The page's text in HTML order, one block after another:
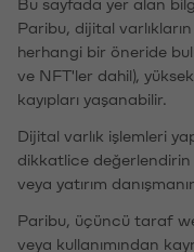
Paribu, dijital
herhangi bir öneride
ve NFT'ler dahil),
kayıpları yaşanabilir.
Dijital varlık işlemleri
dikkatlice
veya yatırım
Paribu, üçüncü taraf
veya kullanımından